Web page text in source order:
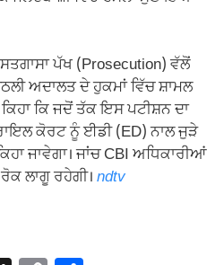
ਪੱਖ (Prosecution) ਵੱਲੋਂ
ਅਦਾਲਤ ਦੇ ਹੁਕਮਾਂ ਵਿੱਚ ਸ਼ਾਮਲ
ਕਿ ਜਦੋਂ ਤੱਕ ਇਸ ਪਟੀਸ਼ਨ ਦਾ
ਕੋਰਟ ਨੂੰ ਈਡੀ (ED) ਨਾਲ ਜੁੜੇ
ਜਾਵੇਗਾ। ਜਾਂਚ CBI ਅਧਿਕਾਰੀਆਂ
ਲਾਗੂ ਰਹੇਗੀ। ndtv